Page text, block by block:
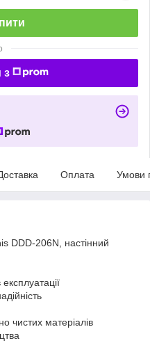
з
Оплата Умови
DDD-206N, настінний
експлуатації
чистих матеріалів